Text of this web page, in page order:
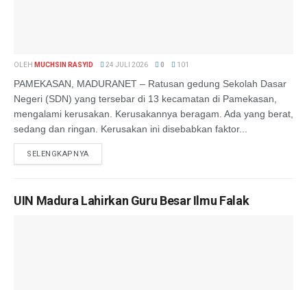
OLEH MUCHSIN RASYID 24 JULI 2026 0 101
PAMEKASAN, MADURANET – Ratusan gedung Sekolah Dasar
Negeri (SDN) yang tersebar di 13 kecamatan di Pamekasan,
mengalami kerusakan. Kerusakannya beragam. Ada yang berat,
sedang dan ringan. Kerusakan ini disebabkan faktor...
SELENGKAPNYA
UIN Madura Lahirkan Guru Besar Ilmu Falak